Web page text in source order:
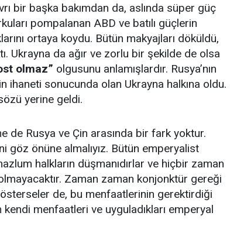
bir başka bakımdan da, aslında süper güç
pompalanan ABD ve batılı güçlerin
ortaya koydu. Bütün makyajları döküldü,
Ukrayna da ağır ve zorlu bir şekilde de olsa
olmaz” olgusunu anlamışlardır. Rusya’nın
ihaneti sonucunda olan Ukrayna halkına oldu.
yerine geldi.
de Rusya ve Çin arasında bir fark yoktur.
göz önüne almalıyız. Bütün emperyalist
halkların düşmanıdırlar ve hiçbir zaman
Zaman zaman konjonktür gereği
de, bu menfaatlerinin gerektirdiği
menfaatleri ve uyguladıkları emperyal